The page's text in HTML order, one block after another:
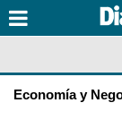
Economía y